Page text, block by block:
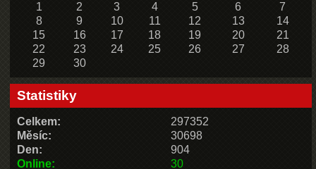
1
2 3 4 5 6
7
8
9 10 11 12 13
14
15
16 17 18 19 20
21
22
23 24 25 26 27
28
29
30
Statistiky
Online: 30
Celkem:
297352
Měsíc:
30698
Den:
904